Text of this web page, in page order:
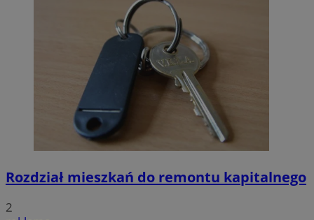
Rozdział mieszkań do remontu kapitalnego
2